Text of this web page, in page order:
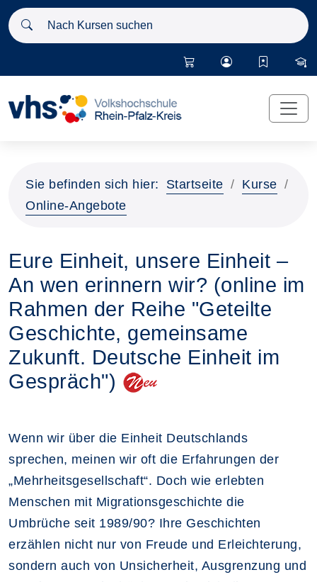
Nach Kursen suchen
Sie befinden sich hier: Startseite
Kurse
Online-Angebote
Eure Einheit, unsere Einheit –
An wen erinnern wir? (online im
Rahmen der Reihe "Geteilte
Geschichte, gemeinsame
Zukunft. Deutsche Einheit im
Gespräch")
Wenn wir über die Einheit Deutschlands
sprechen, meinen wir oft die Erfahrungen der
„Mehrheitsgesellschaft“. Doch wie erlebten
Menschen mit Migrationsgeschichte die
Umbrüche seit 1989/90? Ihre Geschichten
erzählen nicht nur von Freude und Erleichterung,
sondern auch von Unsicherheit, Ausgrenzung und